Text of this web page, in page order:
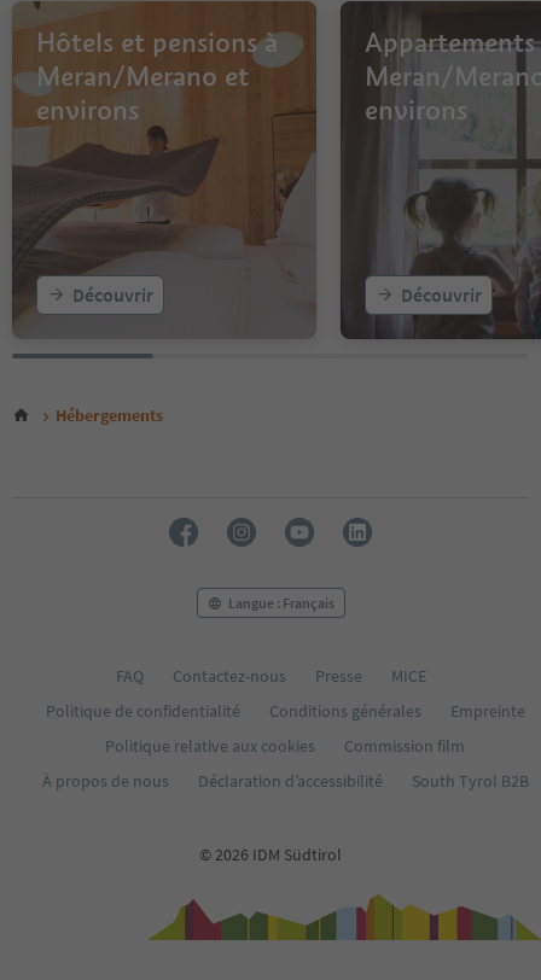
9
12
14
22
23
26
Hôtels et pensions à
Meran/Merano et
environs
Découvrir
Appartements
Meran/
environs
Découvrir
Hébergements
Langue : Français
FAQ Contactez-nous Presse
MICE
Politique de confidentialité
Conditions générales
Empreinte
Politique relative aux cookies
Commission film
À propos de nous
Déclaration d’accessibilité South Tyrol B2B
© 2026 IDM Südtirol